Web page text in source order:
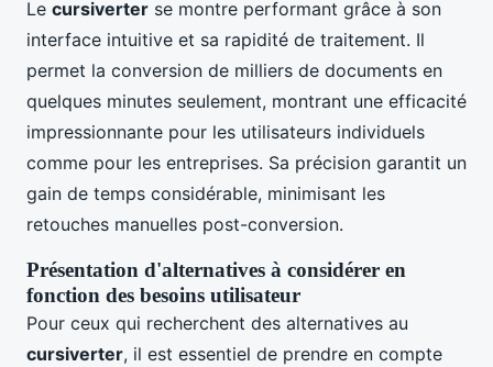
Le cursiverter se montre performant grâce à son
interface intuitive et sa rapidité de traitement. Il
permet la conversion de milliers de documents en
quelques minutes seulement, montrant une efficacité
impressionnante pour les utilisateurs individuels
comme pour les entreprises. Sa précision garantit un
gain de temps considérable, minimisant les
retouches manuelles post-conversion.
Présentation d'alternatives à considérer en
fonction des besoins utilisateur
Pour ceux qui recherchent des alternatives au
cursiverter, il est essentiel de prendre en compte